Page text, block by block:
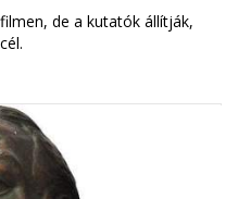
de a kutatók állítják,